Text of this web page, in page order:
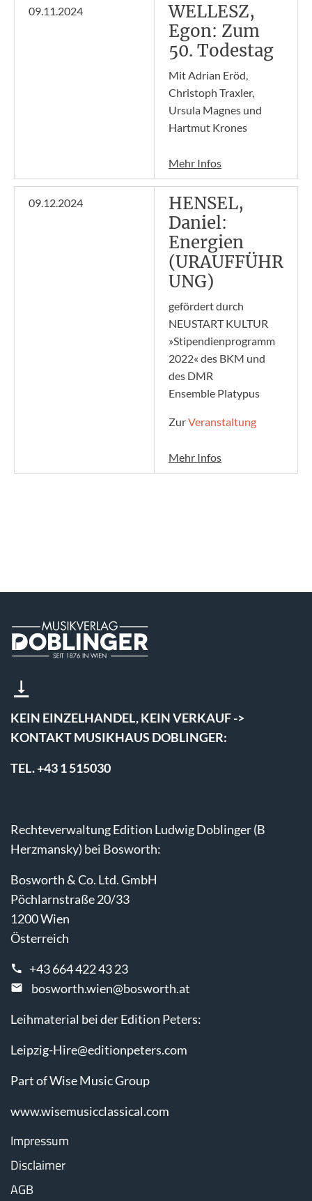
09.11.2024
WELLESZ,
Egon: Zum
50. Todestag
Mit Adrian Eröd,
Christoph Traxler,
Ursula Magnes und
Hartmut Krones
Mehr Infos
09.12.2024
HENSEL,
Daniel:
Energien
(URAUFFÜHR
UNG)
gefördert durch
NEUSTART KULTUR
»Stipendienprogramm
2022« des BKM und
des DMR
Ensemble Platypus
ZurVeranstaltung
Mehr Infos
KEIN EINZELHANDEL, KEIN VERKAUF ->
KONTAKT MUSIKHAUS DOBLINGER:
TEL. +43 1 515030
Rechteverwaltung Edition Ludwig Doblinger (B
Herzmansky) bei Bosworth:
Bosworth & Co. Ltd. GmbH
Pöchlarnstraße 20/33
1200 Wien
Österreich
+43 664 422 43 23
bosworth.wien@bosworth.at
Leihmaterial bei der Edition Peters:
Leipzig-Hire@editionpeters.com
Part of Wise Music Group
www.wisemusicclassical.com
Impressum
Disclaimer
AGB